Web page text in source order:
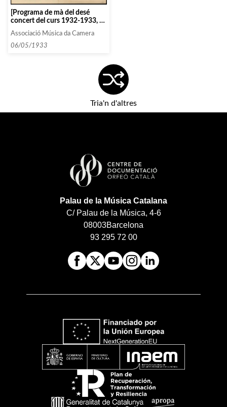
[Programa de mà del desé
concert del curs 1932-1933, en
el marc de les Audicions
Intimes]
Associació Música da Camera
06/05/1933
Tria'n d'altres
Palau de la Música Catalana
C/ Palau de la Música, 4-6
08003Barcelona
93 295 72 00